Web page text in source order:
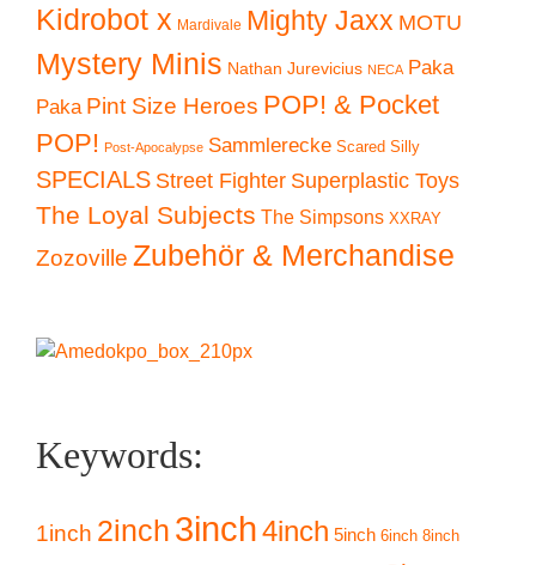
Kidrobot x Mardivale Mighty Jaxx MOTU
Mystery Minis Nathan Jurevicius NECA Paka
Paka Pint Size Heroes POP! & Pocket
POP! Post-Apocalypse Sammlerecke Scared Silly
SPECIALS Street Fighter Superplastic Toys
The Loyal Subjects The Simpsons XXRAY
Zozoville Zubehör & Merchandise
Keywords:
1inch 2inch 3inch4inch 5inch 6inch 8inch